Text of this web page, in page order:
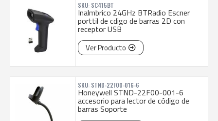
SKU: SC415BT
Inalmbrico 24GHz BTRadio Escner
porttil de cdigo de barras 2D con
receptor USB
Ver Producto
SKU: STND-22F00-016-6
Honeywell STND-22F00-001-6
accesorio para lector de código de
barras Soporte